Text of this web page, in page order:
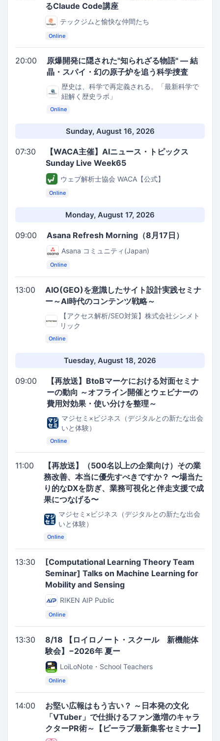
るClaude Code講座
テックジムと愉快な仲間たち
Online
20:00
原爆開発に隠された"知られざる物語" ― 結
晶・スパイ・幻の原子炉を追う科学捜査
歴史は、科学で再定義される。「最新科学で
紐解く歴史ラボ」
Online
Sunday, August 16, 2026
07:30
【WACA主催】AIニュース・トピックス
Sunday Live Week65
ウェブ解析士協会 WACA【公式】
Online
Monday, August 17, 2026
09:00 Asana Refresh Morning（8月17日）
Asana コミュニティ(Japan)
Online
13:00
AIO(GEO)を意識したサイト設計実践セミナ
ー～AI時代のコンテンツ戦略～
【アクセス解析/SEO対策】株式会社シンメト
リック
Online
Tuesday, August 18, 2026
09:00
【再放送】BtoBマーケにおける対面セミナ
ーの動向 ～オフライン開催とウェビナーの
費用対効果・使い分けを整理～
マジセミ×ビジネス（デジタルとの新たな出会
いと体験）
Online
11:00
【再放送】（500名以上の企業向け）その業
務改善、本当に優先すべきですか？ 〜場当た
り的なDXを防ぎ、業務可視化と伴走支援で成
果につなげる〜
マジセミ×ビジネス（デジタルとの新たな出会
いと体験）
Online
13:30
[Computational Learning Theory Team
Seminar] Talks on Machine Learning for
Mobility and Sensing
RIKEN AIP Public
Online
13:30
8/18 【ロイロノート・スクール 新機能体
験会】−2026年 夏ー
LoiLoNote・School Teachers
Online
14:00
お堅い広報はもう古い？ ～日本発の文化
「VTuber」で仕掛けるファン激増のキャラ
クターPR術～【ビーラブ最新集客セミナー】